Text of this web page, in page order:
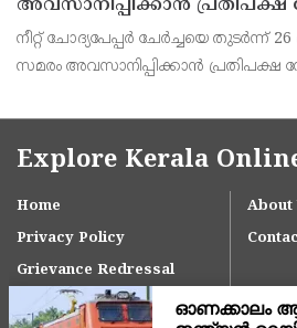
അവസാനിപ്പിക്കാൻ
ഗാന്ധിയുടെ സഹായം
വാങ്ചുക്
നീറ്റ് ചോദ്യപേപ്പർ ചേർച്ചയെ തുടർന്ന്
സമരം അവസാനിപ്പിക്കാൻ പ്രതിപക്ഷ
ഇതിനായി തന്റെ ഭാര്യ ഗീതാഞ്ജലി
Explore Kerala
Home
About
Privacy Policy
Grievance Redressal